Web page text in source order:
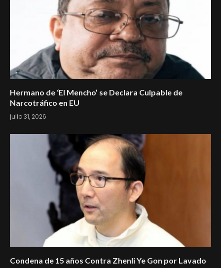
Hermano de ‘El Mencho’ se Declara Culpable de
Narcotráfico en EU
julio 31, 2026
Condena de 15 años Contra Zhenli Ye Gon por Lavado